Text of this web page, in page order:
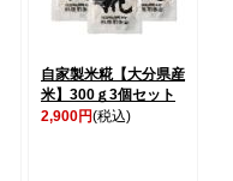
自家製米糀【大分県産
米】300ｇ3個セット
2,900円(税込)